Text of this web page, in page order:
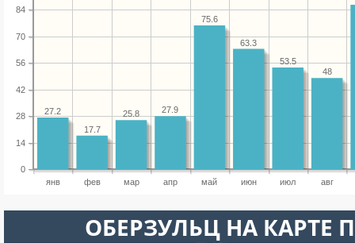
янв фев мар апр май июн июл авг
0
14
28
42
56
70
84
48
53.5
63.3
75.6
27.9
25.8
17.7
27.2
ОБЕРЗУЛЬЦ НА КАРТЕ